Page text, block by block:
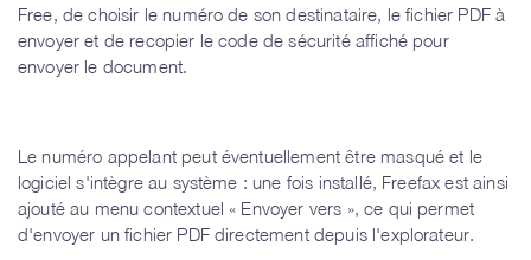
Free, de choisir le numéro de son destinataire, le fichier PDF à
envoyer et de recopier le code de sécurité affiché pour
envoyer le document.
Le numéro appelant peut éventuellement être masqué et le
logiciel s'intègre au système : une fois installé, Freefax est ainsi
ajouté au menu contextuel « Envoyer vers », ce qui permet
d'envoyer un fichier PDF directement depuis l'explorateur.